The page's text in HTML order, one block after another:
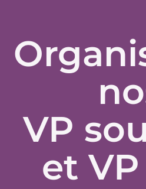
VP
et